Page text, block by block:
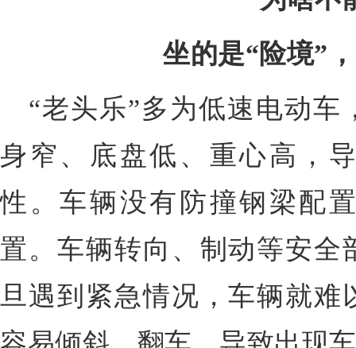
坐的是“险境”
“老头乐”多为低速电动
身窄、底盘低、重心高，
性。车辆没有防撞钢梁配
置。车辆转向、制动等安
旦遇到紧急情况，车辆就难